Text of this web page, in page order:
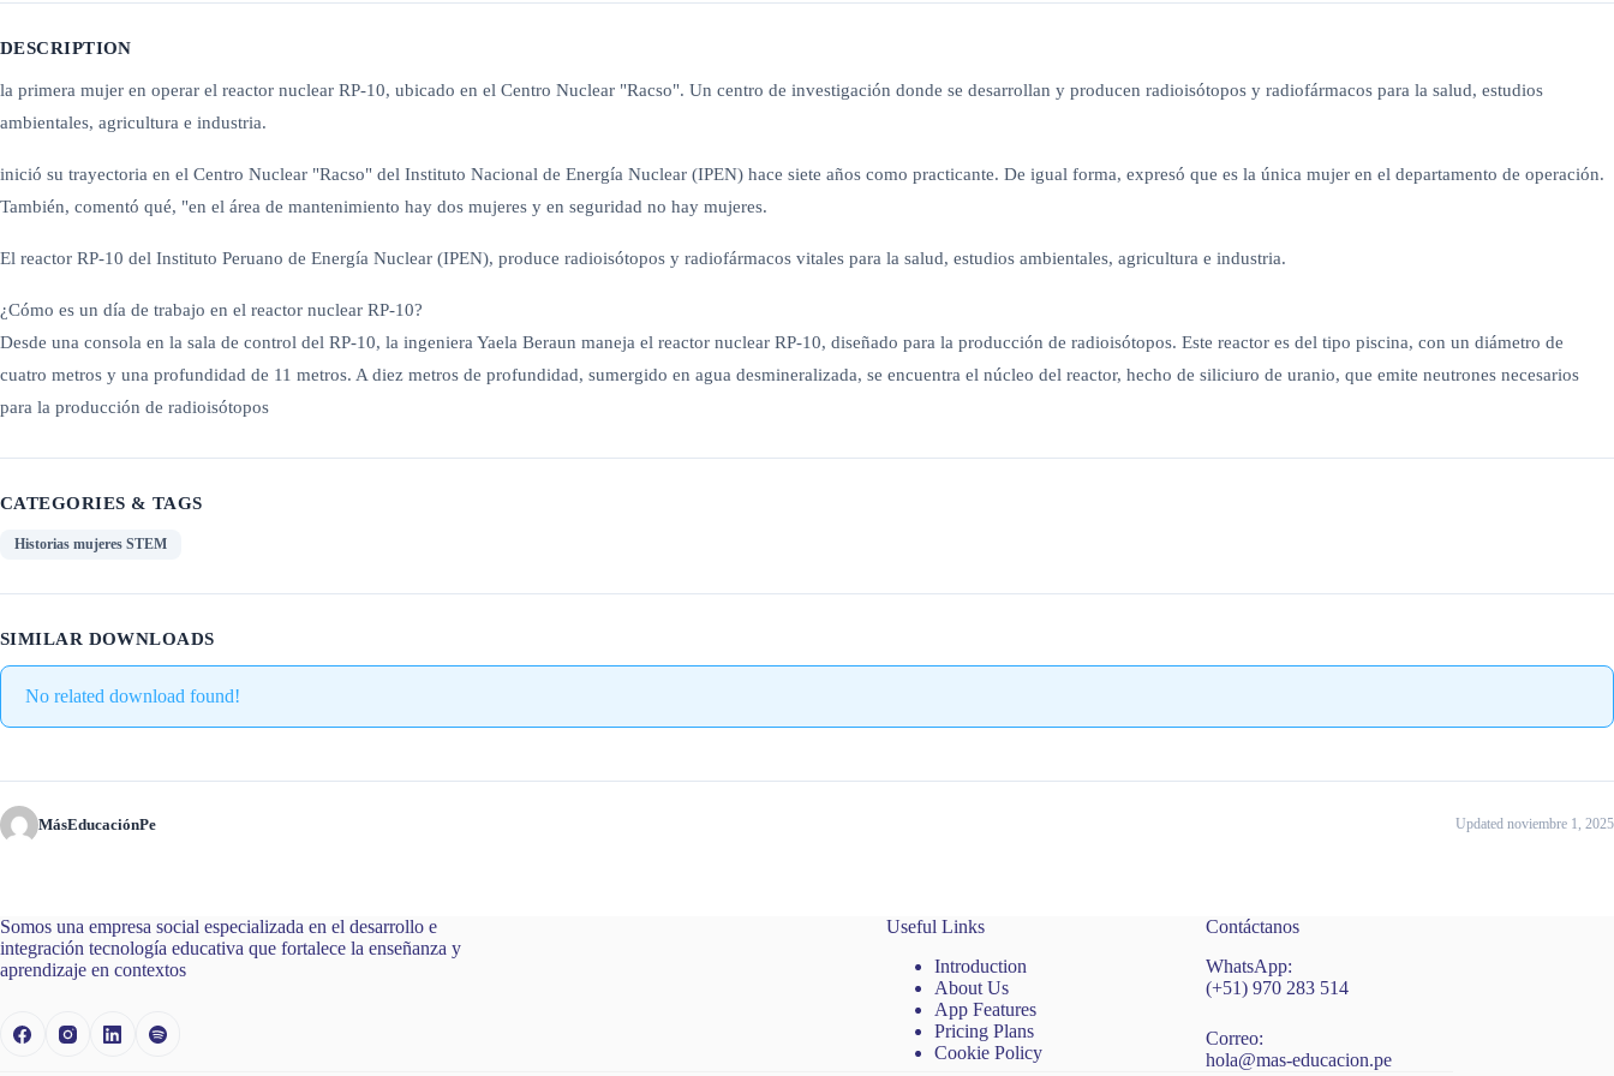
DESCRIPTION
la primera mujer en operar el reactor nuclear RP-10, ubicado en el Centro Nuclear "Racso". Un centro de investigación donde se desarrollan y producen radioisótopos y radiofármacos para la salud, estudios
ambientales, agricultura e industria.
inició su trayectoria en el Centro Nuclear "Racso" del Instituto Nacional de Energía Nuclear (IPEN) hace siete años como practicante. De igual forma, expresó que es la única mujer en el departamento de operación.
También, comentó qué, "en el área de mantenimiento hay dos mujeres y en seguridad no hay mujeres.
El reactor RP-10 del Instituto Peruano de Energía Nuclear (IPEN), produce radioisótopos y radiofármacos vitales para la salud, estudios ambientales, agricultura e industria.
¿Cómo es un día de trabajo en el reactor nuclear RP-10?
Desde una consola en la sala de control del RP-10, la ingeniera Yaela Beraun maneja el reactor nuclear RP-10, diseñado para la producción de radioisótopos. Este reactor es del tipo piscina, con un diámetro de
cuatro metros y una profundidad de 11 metros. A diez metros de profundidad, sumergido en agua desmineralizada, se encuentra el núcleo del reactor, hecho de siliciuro de uranio, que emite neutrones necesarios
para la producción de radioisótopos
CATEGORIES & TAGS
Historias mujeres STEM
SIMILAR DOWNLOADS
No related download found!
MásEducaciónPe Updated noviembre 1, 2025
Somos una empresa social especializada en el desarrollo e
integración tecnología educativa que fortalece la enseñanza y
aprendizaje en contextos
Useful Links
Introduction
About Us
App Features
Pricing Plans
Cookie Policy
Contáctanos
WhatsApp:
(+51) 970 283 514
Correo:
hola@mas-educacion.pe